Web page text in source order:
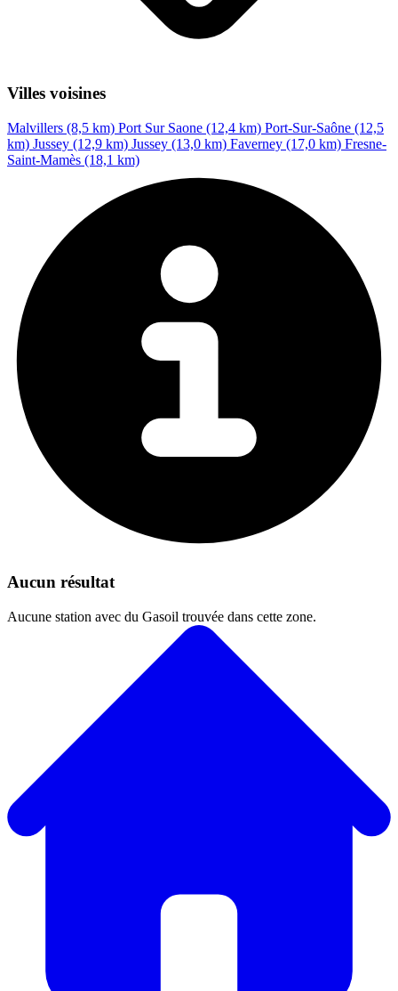
Villes voisines
Malvillers (8,5 km) Port Sur Saone (12,4 km) Port-Sur-Saône (12,5
km) Jussey (12,9 km) Jussey (13,0 km) Faverney (17,0 km) Fresne-
Saint-Mamès (18,1 km)
Aucun résultat
Aucune station avec du Gasoil trouvée dans cette zone.